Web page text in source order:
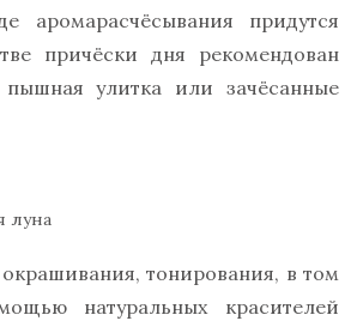
аромарасчёсывания придутся
причёски дня рекомендован
пышная улитка или зачёсанные
луна
тонирования, в том
натуральных красителей